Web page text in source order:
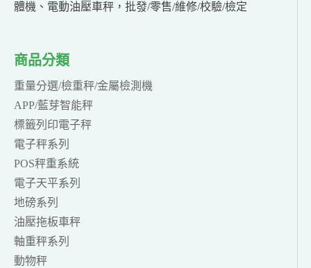
體機、電動油壓車秤，批發/零售/維修/校驗/檢定
商品分類
重量分選/檢重秤/金屬檢測機
APP/藍芽智能秤
標籤列印電子秤
電子秤系列
POS秤重系統
電子天平系列
地磅系列
油壓拖板車秤
軸重秤系列
動物秤